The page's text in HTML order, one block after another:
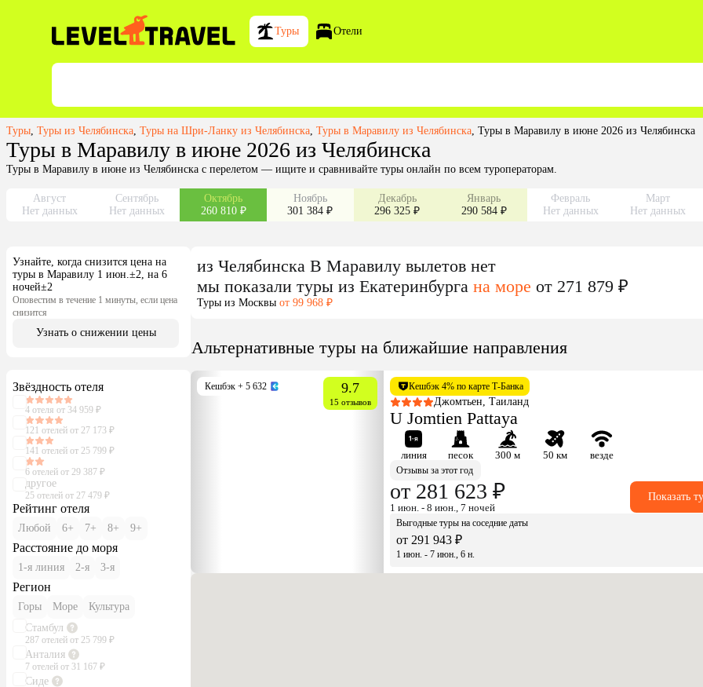
Туры Отели
Туры Туры из Челябинска Туры на Шри-Ланку из Челябинска Туры в Маравилу из Челябинска Туры в Маравилу в июне 2026 из Челябинска
Туры в Маравилу в июне 2026 из Челябинска
Туры в Маравилу в июне из Челябинска с перелетом — ищите и сравнивайте туры онлайн по всем туроператорам.
Август
Нет данных
Сентябрь
Нет данных
Октябрь
260 810 ₽
Ноябрь
301 384 ₽
Декабрь
296 325 ₽
Январь
290 584 ₽
Февраль
Нет данных
Март
Нет данных
Узнайте, когда снизится цена на
туры в Маравилу 1 июн.±2, на 6
ночей±2
Оповестим в течение 1 минуты, если цена
снизится
Узнать о снижении цены
Звёздность отеля
4 отеля от 34 959 ₽
121 отелей от 27 173 ₽
141 отелей от 25 799 ₽
6 отелей от 29 387 ₽
другое
25 отелей от 27 479 ₽
Рейтинг отеля
Любой 6+ 7+ 8+ 9+
Расстояние до моря
1-я линия 2-я 3-я
Регион
Горы Море
Культура
Стамбул
287 отелей от 25 799 ₽
Анталия
7 отелей от 31 167 ₽
Сиде
из Челябинска В Маравилу вылетов нет
мы показали туры из Екатеринбурга на море от 271 879 ₽
Туры из Москвы от 99 968 ₽
Альтернативные туры на ближайшие направления
Кешбэк + 5 632 9.7
15 отзывов
Кешбэк 4% по карте Т-Банка
Джомтьен, Таиланд
U Jomtien Pattaya
линия песок 300 м 50 км
везде
Отзывы за этот год
от 281 623 ₽
1 июн. - 8 июн., 7 ночей
Показать
Выгодные туры на соседние даты
от 291 943 ₽
1 июн. - 7 июн., 6 н.